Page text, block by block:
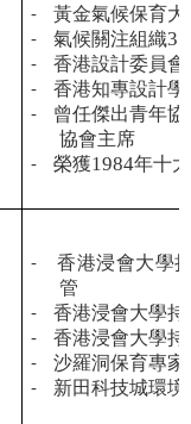
-
黃金氣候保育
-
氣候關注組織
-
香港設計委員會
-
香港知專設計
-
曾任傑出青年
協會主席
-
榮獲1984年十
-
香港浸會大學
管
-
香港浸會大學
-
香港浸會大學
-
沙羅洞保育專家
-
新田科技城環